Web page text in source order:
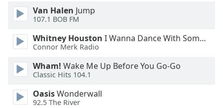
Opacity
Font
Size
Text
Edge
Style
Van Halen Jump
107.1 BOB FM
Whitney Houston I Wanna Dance With Somebody
Connor Merk Radio
Wham! Wake Me Up Before You Go-Go
Classic Hits 104.1
OasisWonderwall
92.5 The River